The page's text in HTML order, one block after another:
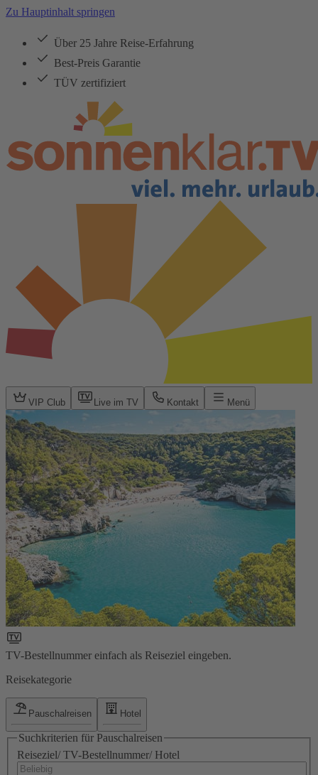
Zu Hauptinhalt springen
Über 25 Jahre Reise-Erfahrung
Best-Preis Garantie
TÜV zertifiziert
VIP Club Live im TV Kontakt Menü
TV-Bestellnummer einfach als Reiseziel eingeben.
Reisekategorie
Pauschalreisen Hotel
Suchkriterien für Pauschalreisen
Reiseziel/ TV-Bestellnummer/ Hotel